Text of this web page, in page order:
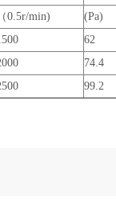
（0.5r/min) (Pa)
62
74.4
99.2